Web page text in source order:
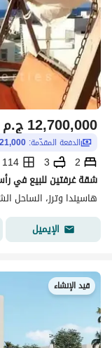
ج.م12,700,000
الدفعة المقدّمة:
2
3
114 متر مربع
هاسيندا وترز، الساحل
الإيميل
قيد الإنشاء